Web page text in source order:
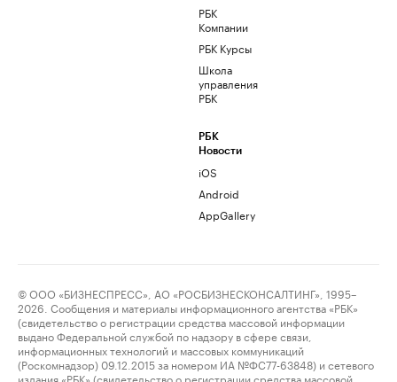
РБК
Компании
РБК Курсы
Школа
управления
РБК
РБК
Новости
iOS
Android
AppGallery
© ООО «БИЗНЕСПРЕСС», АО «РОСБИЗНЕСКОНСАЛТИНГ», 1995–
2026. Сообщения и материалы информационного агентства «РБК»
(свидетельство о регистрации средства массовой информации
выдано Федеральной службой по надзору в сфере связи,
информационных технологий и массовых коммуникаций
(Роскомнадзор) 09.12.2015 за номером ИА №ФС77-63848) и сетевого
издания «РБК» (свидетельство о регистрации средства массовой